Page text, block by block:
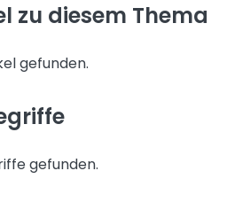
zu diesem Thema
gefunden.
gefunden.